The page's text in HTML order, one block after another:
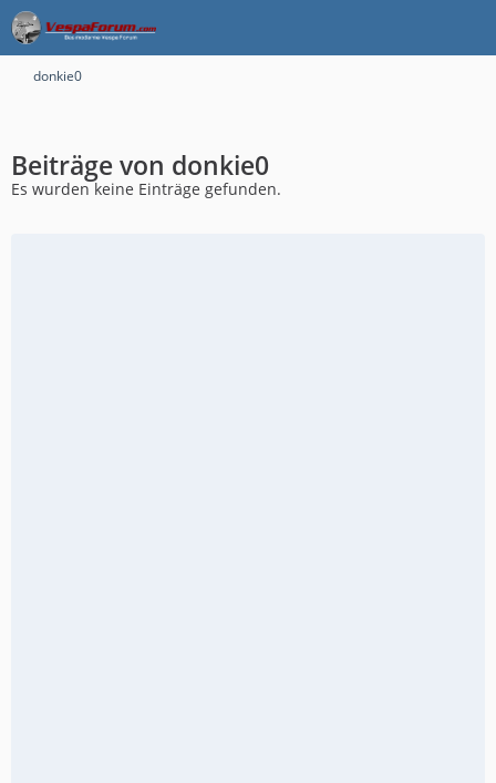
donkie0
Beiträge von donkie0
Es wurden keine Einträge gefunden.